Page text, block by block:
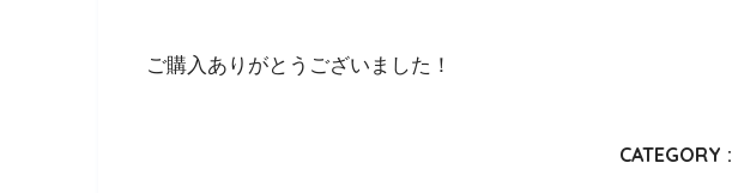
ご購入ありがとうございました！
CATEGORY :